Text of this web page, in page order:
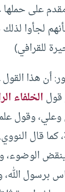
على حملها
لجأوا
للقرافي)
أن هذا
قولالخلفاء
وقول
قال
برسول الله،